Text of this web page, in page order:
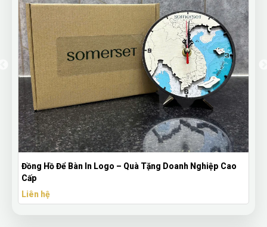
Cao
Ô Dù Cán Dài Xanh Than – Quà Tặng Quảng Cáo